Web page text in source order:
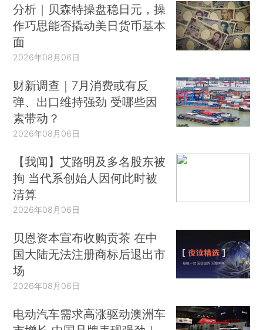
分析｜贝森特操盘稳日元，操
作巧思能否撬动美日货币基本
面
2026年08月06日
财新调查｜7月消费或有反
弹、出口维持强劲 受哪些因
素带动？
2026年08月06日
【我闻】艾路明及多名股东被
拘 当代系创始人因何此时被
清算
2026年08月06日
贝恩资本宣布收购贡茶 在中
国大陆无法注册商标后退出市
场
2026年08月06日
电动汽车需求高涨驱动澳洲车